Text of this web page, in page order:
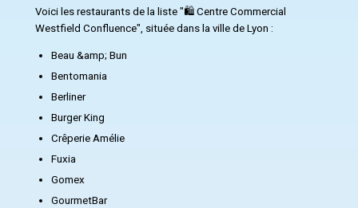
Voici les restaurants de la liste "🛍️ Centre Commercial
Westfield Confluence", située dans la ville de Lyon :
Beau &amp; Bun
Bentomania
Berliner
Burger King
Crêperie Amélie
Fuxia
Gomex
GourmetBar